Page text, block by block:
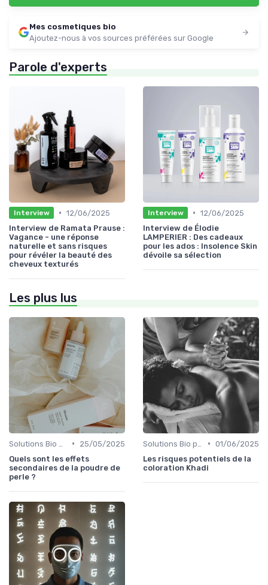
Mes cosmetiques bio
Ajoutez-nous à vos sources préférées sur Google
Parole d'experts
Interview • 12/06/2025
Interview de Ramata Prause :
Vagance - une réponse
naturelle et sans risques
pour révéler la beauté des
cheveux texturés
Interview • 12/06/2025
Interview de Élodie
LAMPERIER : Des cadeaux
pour les ados : Insolence Skin
dévoile sa sélection
Les plus lus
•
25/05/2025
Quels sont les effets
secondaires de la poudre de
perle ?
• 01/06/2025
Les risques potentiels de la
coloration Khadi